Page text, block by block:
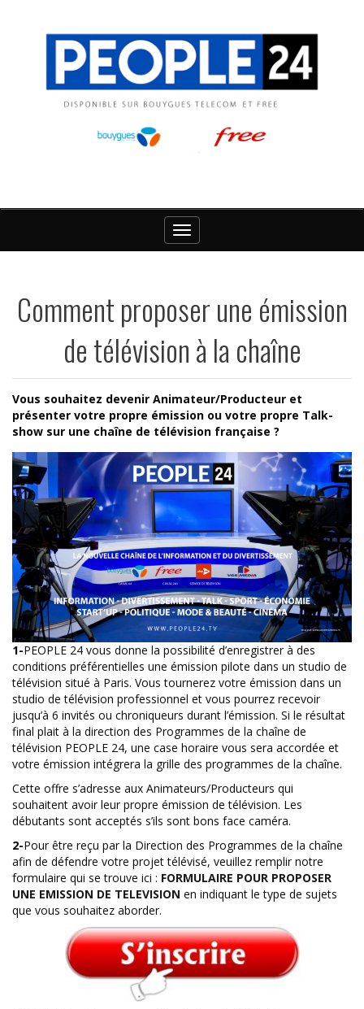
Toggle
navigation
Comment proposer une émission
de télévision à la chaîne
Vous souhaitez devenir Animateur/Producteur et
présenter votre propre émission ou votre propre Talk-
show sur une chaîne de télévision française ?
1-PEOPLE 24 vous donne la possibilité d’enregistrer à des
conditions préférentielles une émission pilote dans un studio de
télévision situé à Paris. Vous tournerez votre émission dans un
studio de télévision professionnel et vous pourrez recevoir
jusqu’à 6 invités ou chroniqueurs durant l’émission. Si le résultat
final plait à la direction des Programmes de la chaîne de
télévision PEOPLE 24, une case horaire vous sera accordée et
votre émission intégrera la grille des programmes de la chaîne.
Cette offre s’adresse aux Animateurs/Producteurs qui
souhaitent avoir leur propre émission de télévision. Les
débutants sont acceptés s’ils sont bons face caméra.
2-Pour être reçu par la Direction des Programmes de la chaîne
afin de défendre votre projet télévisé, veuillez remplir notre
formulaire qui se trouve ici : FORMULAIRE POUR PROPOSER
UNE EMISSION DE TELEVISION en indiquant le type de sujets
que vous souhaitez aborder.